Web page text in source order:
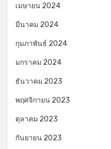
เมษายน 2024
มีนาคม 2024
กุมภาพันธ์ 2024
มกราคม 2024
ธันวาคม 2023
พฤศจิกายน 2023
ตุลาคม 2023
กันยายน 2023